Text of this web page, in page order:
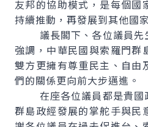
友邦的協助模式，是每個國
持續推動，再發展到其他國
議長閣下、各位議員先
強調，中華民國與索羅門群
雙方更擁有尊重民主、自由
們的關係更向前大步邁進。
在座各位議員都是貴國
群島政經發展的掌舵手與民